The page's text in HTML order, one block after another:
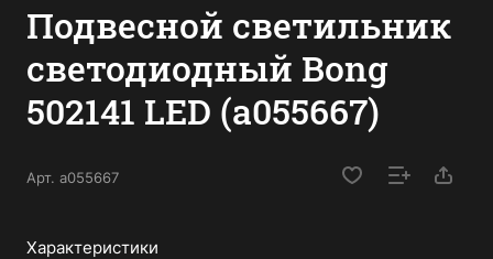
Подвесной светильник
светодиодный Bong
502141 LED (a055667)
Арт. a055667
Характеристики